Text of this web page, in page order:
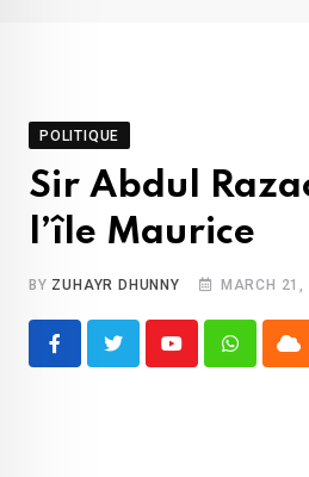
POLITIQUE
Sir Abdul
l’île Maurice
BY ZUHAYR DHUNNY MARCH 21,
YoutubeWhatsapp